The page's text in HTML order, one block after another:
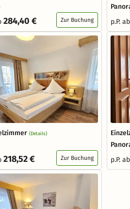
284,40 € Zur Buchung p.P. ab
(Details)
218,52 € Zur Buchung p.P. ab